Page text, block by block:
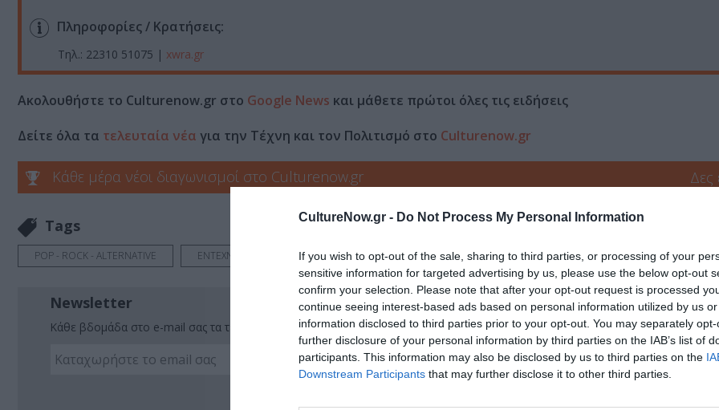
CultureNow.gr - Do Not Process My Personal Information
If you wish to opt-out of the sale, sharing to third parties, or processing of your
sensitive information for targeted advertising by us, please use the below opt-out
confirm your selection. Please note that after your opt-out request is processed
continue seeing interest-based ads based on personal information utilized by us
information disclosed to third parties prior to your opt-out. You may separately
further disclosure of your personal information by third parties on the IAB’s list of
participants. This information may also be disclosed by us to third parties on the
Downstream Participants that may further disclose it to other third parties.
Πληροφορίες / Κρατήσεις:
Τηλ.: 22310 51075 | xwra.gr
Ακολουθήστε το Culturenow.gr στο Google News και μάθετε πρώτοι όλες τις ειδήσεις
Δείτε όλα τα τελευταία νέα για την Τέχνη και τον Πολιτισμό στο Culturenow.gr
Κάθε μέρα νέοι διαγωνισμοί στο Culturenow.gr
Tags
POP - ROCK - ALTERNATIVE ΕΝΤΕΧΝΟ - ΛΑΪΚΟ - ΠΑΡΑΔΟΣΙΑΚΗ ΚΑΛΟΚΑΙΡΙΝΑ ΦΕΣΤΙΒΑΛ ΚΑΛΟΚΑΙΡΙΝΕΣ ΣΥΝΑΥΛΙΕΣ
Newsletter
Κάθε βδομάδα στο e-mail σας τα τελευταία νέα για την Τέχνη και τον Πολιτισμό!